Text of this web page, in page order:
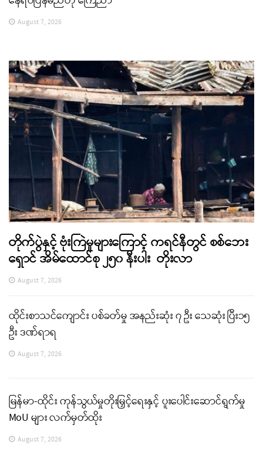
August 7, 2026
တိုက်ပွဲနှင့် ဗုံးကြဲမှုများကြောင့် ကရင်နီတွင် စစ်ဘေး
ရှောင် အိမ်ထောင်စု ၂၅၀ နီးပါး တိုးလာ
August 7, 2026
ထိုင်းစာသင်ကျောင်း ပစ်ခတ်မှု အနည်းဆုံး ၇ ဦး သေဆုံး ပြီး၁၅
ဦး ဒဏ်ရာရ
August 7, 2026
မြန်မာ-ထိုင်း ကုန်သွယ်မှုတိုးမြှင့်ရေးနှင့် ပူးပေါင်းဆောင်ရွက်မှု
MoU များ လက်မှတ်ထိုး
August 7, 2026